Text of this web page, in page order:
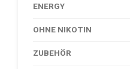
ENERGY
OHNE NIKOTIN
ZUBEHÖR